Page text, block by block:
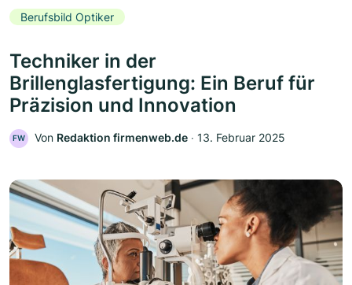
Berufsbild Optiker
Techniker in der
Brillenglasfertigung: Ein Beruf für
Präzision und Innovation
FW Von Redaktion firmenweb.de ‧ 13. Februar 2025